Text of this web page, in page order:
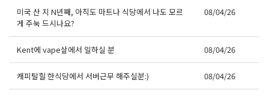
미국 산 지 N년째, 아직도 마트나 식당에서 나도 모르
게 주눅 드시나요?
08/04/26
Kent에 vape샆에서 일하실 분 08/04/26
캐피탈힐 한식당에서 서버근무 해주실분:) 08/04/26